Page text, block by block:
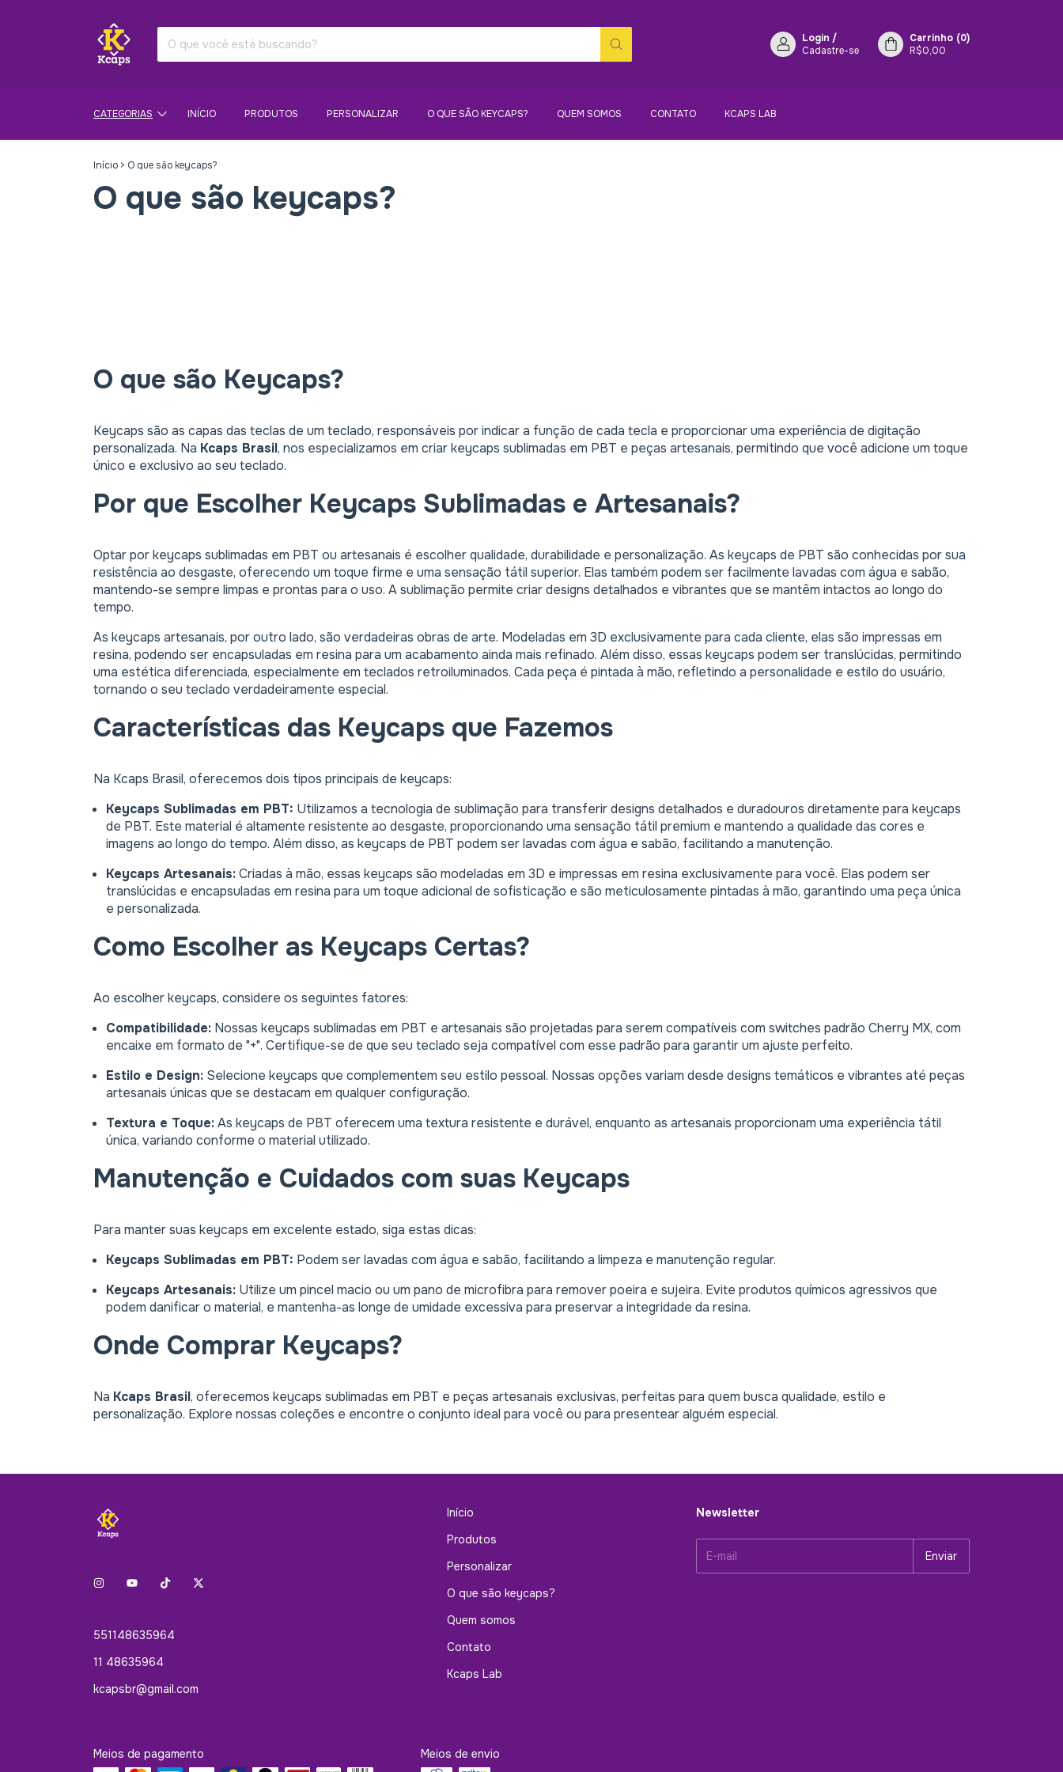
Login /
Cadastre-se
Carrinho (0)
R$0,00
CATEGORIAS INÍCIO PRODUTOS PERSONALIZAR O QUE SÃO KEYCAPS? QUEM SOMOS CONTATO KCAPS LAB
Início > O que são keycaps?
O que são keycaps?
O que são Keycaps?
Keycaps são as capas das teclas de um teclado, responsáveis por indicar a função de cada tecla e proporcionar uma experiência de digitação
personalizada. Na Kcaps Brasil, nos especializamos em criar keycaps sublimadas em PBT e peças artesanais, permitindo que você adicione um toque
único e exclusivo ao seu teclado.
Por que Escolher Keycaps Sublimadas e Artesanais?
Optar por keycaps sublimadas em PBT ou artesanais é escolher qualidade, durabilidade e personalização. As keycaps de PBT são conhecidas por sua
resistência ao desgaste, oferecendo um toque firme e uma sensação tátil superior. Elas também podem ser facilmente lavadas com água e sabão,
mantendo-se sempre limpas e prontas para o uso. A sublimação permite criar designs detalhados e vibrantes que se mantêm intactos ao longo do
tempo.
As keycaps artesanais, por outro lado, são verdadeiras obras de arte. Modeladas em 3D exclusivamente para cada cliente, elas são impressas em
resina, podendo ser encapsuladas em resina para um acabamento ainda mais refinado. Além disso, essas keycaps podem ser translúcidas, permitindo
uma estética diferenciada, especialmente em teclados retroiluminados. Cada peça é pintada à mão, refletindo a personalidade e estilo do usuário,
tornando o seu teclado verdadeiramente especial.
Características das Keycaps que Fazemos
Na Kcaps Brasil, oferecemos dois tipos principais de keycaps:
Keycaps Sublimadas em PBT: Utilizamos a tecnologia de sublimação para transferir designs detalhados e duradouros diretamente para keycaps
de PBT. Este material é altamente resistente ao desgaste, proporcionando uma sensação tátil premium e mantendo a qualidade das cores e
imagens ao longo do tempo. Além disso, as keycaps de PBT podem ser lavadas com água e sabão, facilitando a manutenção.
Keycaps Artesanais:Criadas à mão, essas keycaps são modeladas em 3D e impressas em resina exclusivamente para você. Elas podem ser
translúcidas e encapsuladas em resina para um toque adicional de sofisticação e são meticulosamente pintadas à mão, garantindo uma peça única
e personalizada.
Como Escolher as Keycaps Certas?
Ao escolher keycaps, considere os seguintes fatores:
Compatibilidade: Nossas keycaps sublimadas em PBT e artesanais são projetadas para serem compatíveis com switches padrão Cherry MX, com
encaixe em formato de "+". Certifique-se de que seu teclado seja compatível com esse padrão para garantir um ajuste perfeito.
Estilo e Design: Selecione keycaps que complementem seu estilo pessoal. Nossas opções variam desde designs temáticos e vibrantes até peças
artesanais únicas que se destacam em qualquer configuração.
Textura e Toque:As keycaps de PBT oferecem uma textura resistente e durável, enquanto as artesanais proporcionam uma experiência tátil
única, variando conforme o material utilizado.
Manutenção e Cuidados com suas Keycaps
Para manter suas keycaps em excelente estado, siga estas dicas:
Keycaps Sublimadas em PBT: Podem ser lavadas com água e sabão, facilitando a limpeza e manutenção regular.
Keycaps Artesanais: Utilize um pincel macio ou um pano de microfibra para remover poeira e sujeira. Evite produtos químicos agressivos que
podem danificar o material, e mantenha-as longe de umidade excessiva para preservar a integridade da resina.
Onde Comprar Keycaps?
Na Kcaps Brasil, oferecemos keycaps sublimadas em PBT e peças artesanais exclusivas, perfeitas para quem busca qualidade, estilo e
personalização. Explore nossas coleções e encontre o conjunto ideal para você ou para presentear alguém especial.
551148635964
11 48635964
kcapsbr@gmail.com
Início
Produtos
Personalizar
O que são keycaps?
Quem somos
Contato
Kcaps Lab
Newsletter
Meios de pagamento Meios de envio